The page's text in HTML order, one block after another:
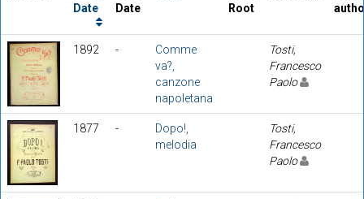
Date
Date
Root
1892 -
Comme
va?,
canzone
napoletana
Tosti,
Francesco
Paolo
1877 -
Dopo!,
melodia
Tosti,
Francesco
Paolo